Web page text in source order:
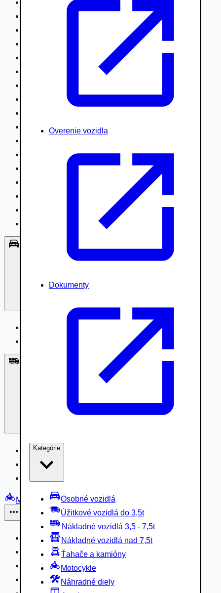
Overenie vozidla
Dokumenty
Kategórie
Osobné vozidlá
Úžitkové vozidlá do 3,5t
Nákladné vozidlá 3,5 - 7,5t
Nákladné vozidlá nad 7,5t
Ťahače a kamióny
Motocykle
Náhradné diely
Nákladné vozidlá nad 7,5t
Vodné/Snežné skútre, štvorkolky
Poľnohospodárske vozidlá / stroje
Hydraulické ruky autožeriavy
Špeciály/nosiče kontajnerov
Návesy/prívesy nadstavby
Lode/člny, lietadlá/vznášadlá
Príslušenstvo, Oblečenie
Nákladné vozidlá 3,5 - 7,5t
Nákladné vozidlá nad 7,5t
Motocykle
Náhradné diely
Autobusy
Vodné/Snežné skútre, štvorkolky
Obytné prívesy autokaravany / bufety